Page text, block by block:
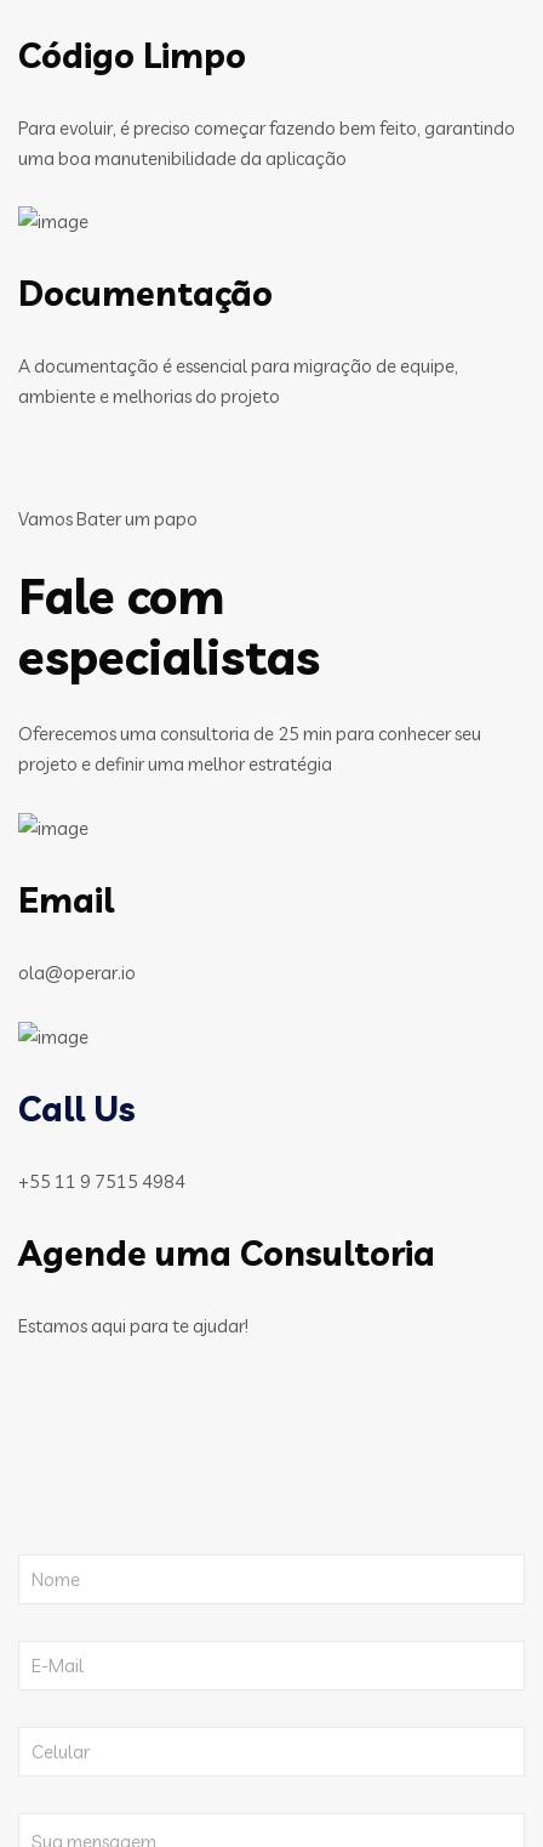
Código Limpo
Para evoluir, é preciso começar fazendo bem feito, garantindo
uma boa manutenibilidade da aplicação
Documentação
A documentação é essencial para migração de equipe,
ambiente e melhorias do projeto
Vamos Bater um papo
Fale com
especialistas
Oferecemos uma consultoria de 25 min para conhecer seu
projeto e definir uma melhor estratégia
Email
ola@operar.io
Call Us
+55 11 9 7515 4984
Agende uma Consultoria
Estamos aqui para te ajudar!